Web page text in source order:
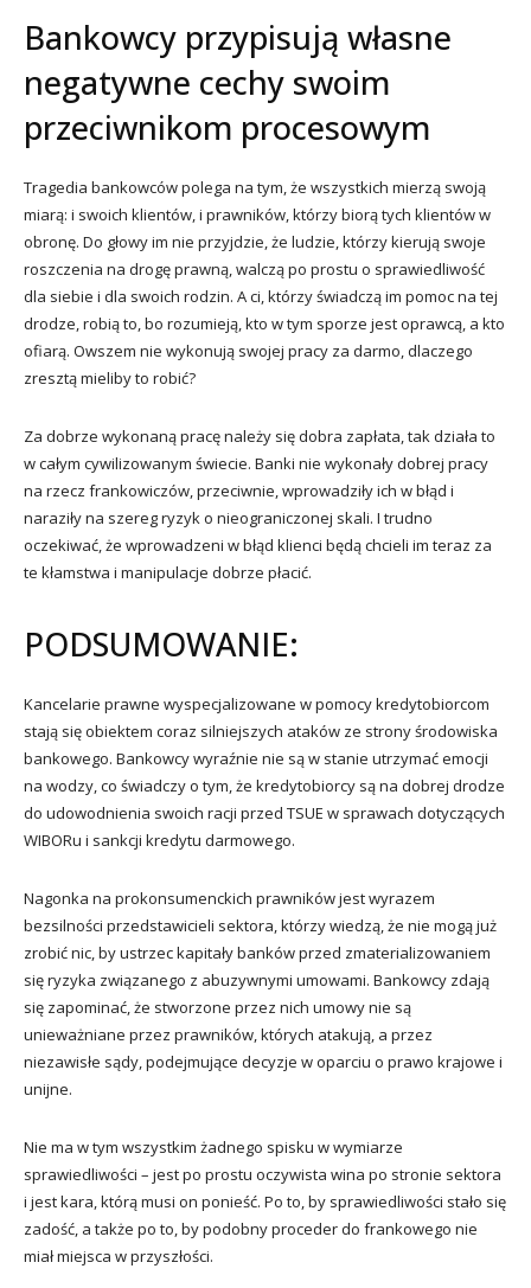
Bankowcy przypisują własne
negatywne cechy swoim
przeciwnikom procesowym
Tragedia bankowców polega na tym, że wszystkich mierzą swoją
miarą: i swoich klientów, i prawników, którzy biorą tych klientów w
obronę. Do głowy im nie przyjdzie, że ludzie, którzy kierują swoje
roszczenia na drogę prawną, walczą po prostu o sprawiedliwość
dla siebie i dla swoich rodzin. A ci, którzy świadczą im pomoc na tej
drodze, robią to, bo rozumieją, kto w tym sporze jest oprawcą, a kto
ofiarą. Owszem nie wykonują swojej pracy za darmo, dlaczego
zresztą mieliby to robić?
Za dobrze wykonaną pracę należy się dobra zapłata, tak działa to
w całym cywilizowanym świecie. Banki nie wykonały dobrej pracy
na rzecz frankowiczów, przeciwnie, wprowadziły ich w błąd i
naraziły na szereg ryzyk o nieograniczonej skali. I trudno
oczekiwać, że wprowadzeni w błąd klienci będą chcieli im teraz za
te kłamstwa i manipulacje dobrze płacić.
PODSUMOWANIE:
Kancelarie prawne wyspecjalizowane w pomocy kredytobiorcom
stają się obiektem coraz silniejszych ataków ze strony środowiska
bankowego. Bankowcy wyraźnie nie są w stanie utrzymać emocji
na wodzy, co świadczy o tym, że kredytobiorcy są na dobrej drodze
do udowodnienia swoich racji przed TSUE w sprawach dotyczących
WIBORu i sankcji kredytu darmowego.
Nagonka na prokonsumenckich prawników jest wyrazem
bezsilności przedstawicieli sektora, którzy wiedzą, że nie mogą już
zrobić nic, by ustrzec kapitały banków przed zmaterializowaniem
się ryzyka związanego z abuzywnymi umowami. Bankowcy zdają
się zapominać, że stworzone przez nich umowy nie są
unieważniane przez prawników, których atakują, a przez
niezawisłe sądy, podejmujące decyzje w oparciu o prawo krajowe i
unijne.
Nie ma w tym wszystkim żadnego spisku w wymiarze
sprawiedliwości – jest po prostu oczywista wina po stronie sektora
i jest kara, którą musi on ponieść. Po to, by sprawiedliwości stało się
zadość, a także po to, by podobny proceder do frankowego nie
miał miejsca w przyszłości.